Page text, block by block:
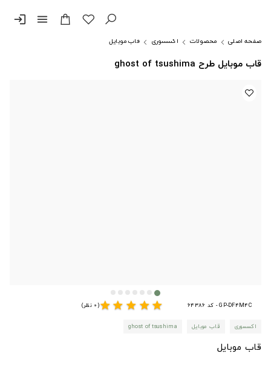
menu
login
صفحه اصلی محصولات اکسسوری قاب موبایل
قاب موبایل طرح ghost of tsushima
GP-DF4M4C - کد 64386 star
star
star
star
star(0 نظر)
اکسسوری قاب موبایل ghost of tsushima
قاب موبایل